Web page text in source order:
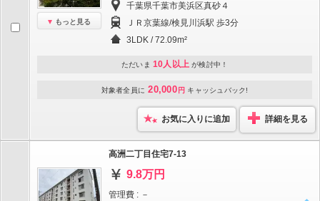
もっと見る
千葉県千葉市美浜区真砂４
ＪＲ京葉線/検見川浜駅 歩3分
3LDK / 72.09m²
ただいま 10人以上 が検討中！
対象者全員に 20,000 円 キャッシュバック!
お気に入りに追加 詳細を見る
高洲二丁目住宅7-13
9.8万円
管理費 : －